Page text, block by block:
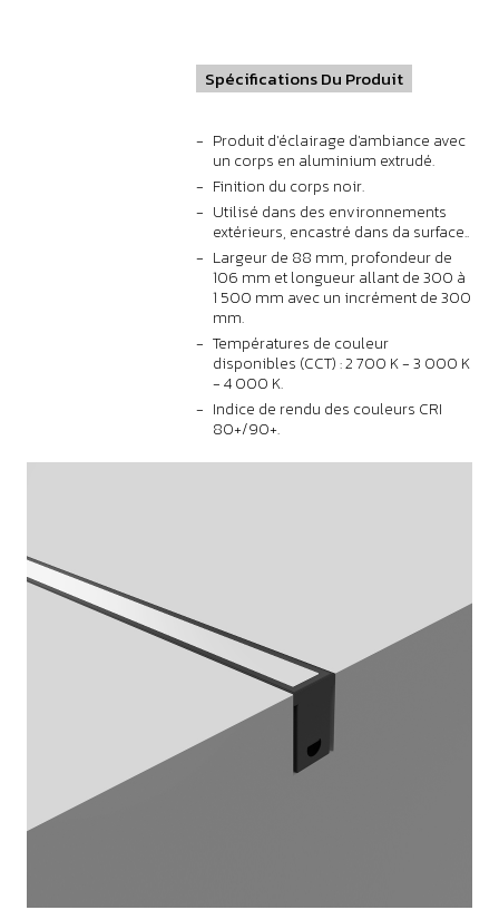
Spécifications Du Produit
Produit d'éclairage d'ambiance avec
un corps en aluminium extrudé.
Finition du corps noir.
Utilisé dans des environnements
extérieurs, encastré dans da surface..
Largeur de 88 mm, profondeur de
106 mm et longueur allant de 300 à
1 500 mm avec un incrément de 300
mm.
Températures de couleur
disponibles (CCT) : 2 700 K - 3 000 K
- 4 000 K.
Indice de rendu des couleurs CRI
80+/90+.